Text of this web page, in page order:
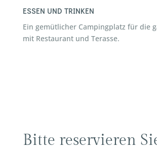
ESSEN UND TRINKEN
Ein gemütlicher Campingplatz für die
mit Restaurant und Terasse.
Bitte reservieren